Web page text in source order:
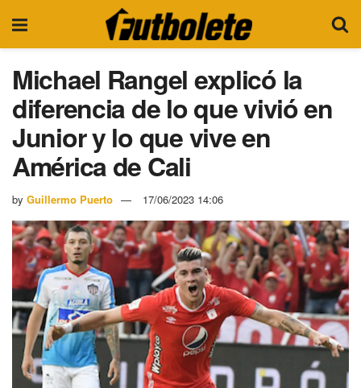
Michael Rangel explicó la
diferencia de lo que vivió en
Junior y lo que vive en
América de Cali
by Guillermo Puerto 17/06/2023 14:06